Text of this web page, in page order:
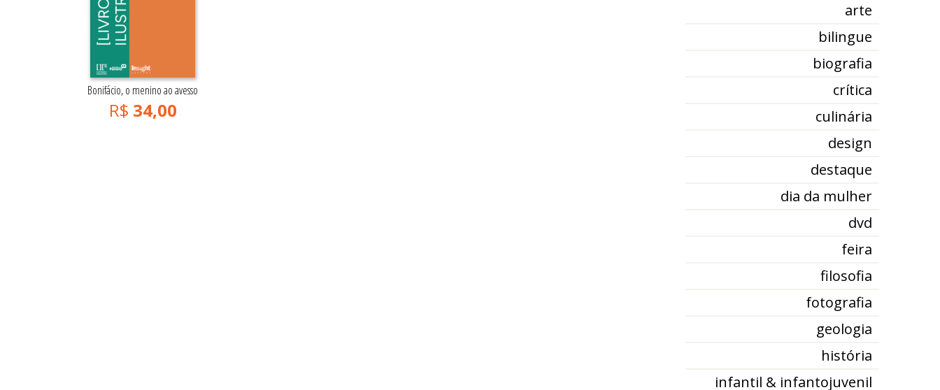
Bonifácio, o menino ao avesso
R$ 34,00
arte
bilingue
biografia
crítica
culinária
design
destaque
dia da mulher
dvd
feira
filosofia
fotografia
geologia
história
infantil & infantojuvenil